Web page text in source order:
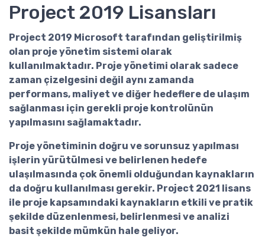
Project 2019 Lisansları
Project 2019 Microsoft tarafından geliştirilmiş
olan proje yönetim sistemi olarak
kullanılmaktadır. Proje yönetimi olarak sadece
zaman çizelgesini değil aynı zamanda
performans, maliyet ve diğer hedeflere de ulaşım
sağlanması için gerekli proje kontrolünün
yapılmasını sağlamaktadır.
Proje yönetiminin doğru ve sorunsuz yapılması
işlerin yürütülmesi ve belirlenen hedefe
ulaşılmasında çok önemli olduğundan kaynakların
da doğru kullanılması gerekir. Project 2021 lisans
ile proje kapsamındaki kaynakların etkili ve pratik
şekilde düzenlenmesi, belirlenmesi ve analizi
basit şekilde mümkün hale geliyor.